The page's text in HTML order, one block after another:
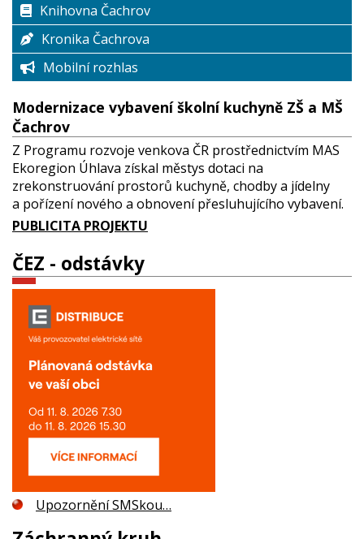
Knihovna Čachrov
Kronika Čachrova
Mobilní rozhlas
Modernizace vybavení školní kuchyně ZŠ a MŠ
Čachrov
Z Programu rozvoje venkova ČR prostřednictvím MAS
Ekoregion Úhlava získal městys dotaci na
zrekonstruování prostorů kuchyně, chodby a jídelny
a pořízení nového a obnovení přesluhujícího vybavení.
PUBLICITA PROJEKTU
ČEZ - odstávky
Upozornění SMSkou…